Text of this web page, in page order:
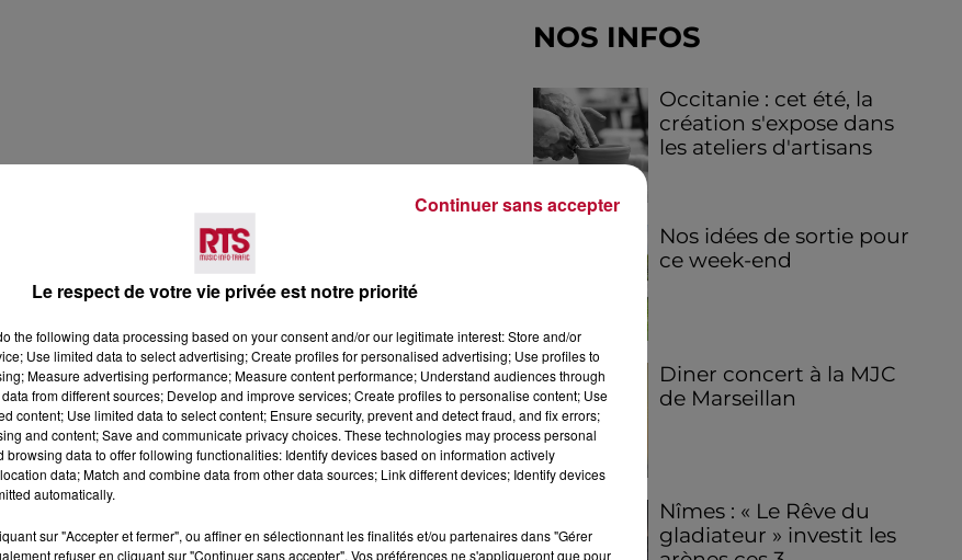
NOS INFOS
Occitanie : cet été, la
création s'expose dans
les ateliers d'artisans
Nos idées de sortie pour
ce week-end
Diner concert à la MJC
de Marseillan
Nîmes : « Le Rêve du
gladiateur » investit les
Le respect de votre vie privée est notre priorité
the following data processing based on your consent and/or our legitimate interest: Store and/or
Use limited data to select advertising; Create profiles for personalised advertising; Use profiles to
Measure advertising performance; Measure content performance; Understand audiences through
from different sources; Develop and improve services; Create profiles to personalise content; Use
content; Use limited data to select content; Ensure security, prevent and detect fraud, and fix errors;
and content; Save and communicate privacy choices. These technologies may process personal
browsing data to offer following functionalities: Identify devices based on information actively
data; Match and combine data from other data sources; Link different devices; Identify devices
automatically.
sur "Accepter et fermer", ou affiner en sélectionnant les finalités et/ou partenaires dans "Gérer
refuser en cliquant sur "Continuer sans accepter". Vos préférences ne s'appliqueront que pour
Continuer sans accepter